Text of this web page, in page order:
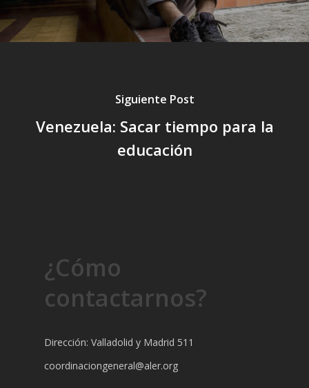
Siguiente Post
Venezuela: Sacar tiempo para la
educación
¿Cómo
contactarnos?
Dirección: Valladolid y Madrid 511
coordinaciongeneral@aler.org